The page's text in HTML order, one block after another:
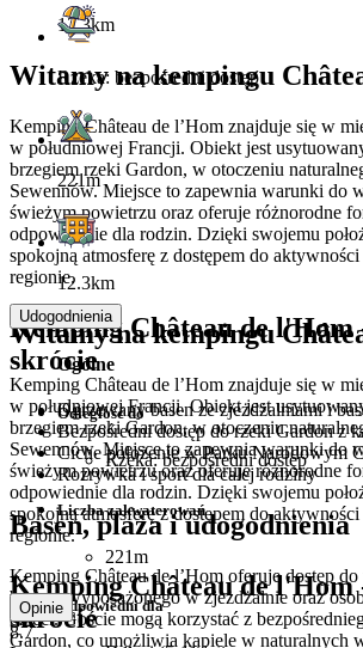
12.3km
Witamy na kempingu
Kemping Château de l’Hom znajduje się w
w południowej Francji. Obiekt jest
brzegiem rzeki Gardon, w otoczeniu
Sewennów. Miejsce to zapewnia warunki do
świeżym powietrzu oraz oferuje różnorodne
odpowiednie dla rodzin. Dzięki swojemu
spokojną atmosferę z dostępem do
regionie.
Kemping Château de l'Hom
skrócie
Ogrzewany basen ze zjeżdżalniami i
Bezpośredni dostęp do rzeki Gardon z
Ciche położenie w Parku Narodowym
Rozrywka i sport dla całej rodziny
Basen, plaża i udogodnienia
Kemping Château de l’Hom oferuje dostęp
basenu wyposażonego w zjeżdżalnie oraz
dzieci. Goście mogą korzystać z
Gardon, co umożliwia kąpiele w naturalnych
Rzeka: bezpośredni dostęp
221m
12.3km
Witamy na kempingu
Kemping Château de l’Hom znajduje się w
w południowej Francji. Obiekt jest
brzegiem rzeki Gardon, w otoczeniu
Sewennów. Miejsce to zapewnia warunki do
świeżym powietrzu oraz oferuje różnorodne
odpowiednie dla rodzin. Dzięki swojemu
spokojną atmosferę z dostępem do
regionie.
Kemping Château de l'Hom
skrócie
Udogodnienia
Ogólne
Odległość do
Rzeka: bezpośredni dostęp
Liczba zakwaterowań
221m
Odpowiedni dla
Opinie
8.7